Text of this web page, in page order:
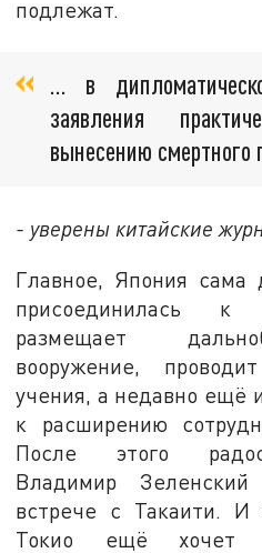
подлежат.
… в
заявления
вынесению смертного
- уверены китайские
Главное, Япония сама
присоединилась к
размещает
вооружение,
учения, а недавно ещё
к расширению
После этого
Владимир
встрече с Такаити. И
Токио ещё хочет